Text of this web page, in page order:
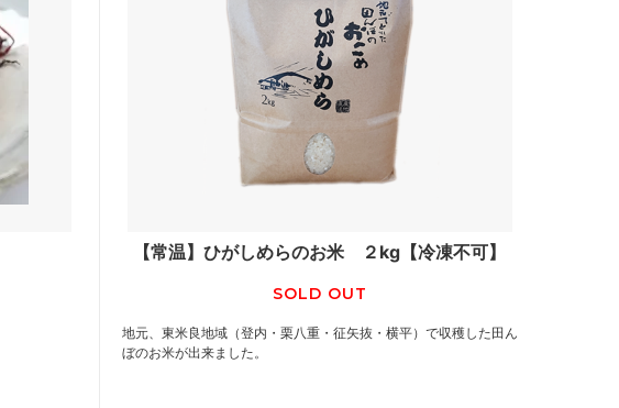
【常温】ひがしめらのお米 ２kg【冷凍不可】
SOLD OUT
地元、東米良地域（登内・栗八重・征矢抜・横平）で収穫した田ん
ぼのお米が出来ました。